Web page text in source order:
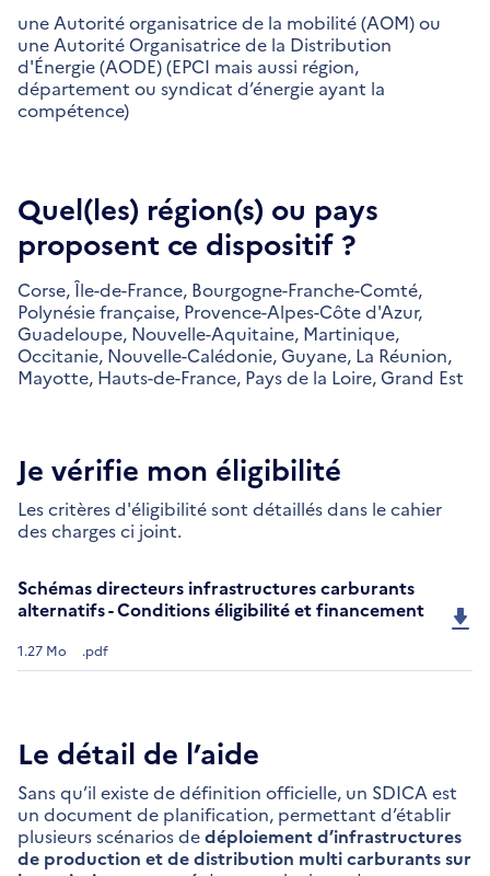
une Autorité organisatrice de la mobilité (AOM) ou
une Autorité Organisatrice de la Distribution
d'Énergie (AODE) (EPCI mais aussi région,
département ou syndicat d’énergie ayant la
compétence)
Quel(les) région(s) ou pays
proposent ce dispositif ?
Corse,Île-de-France, Bourgogne-Franche-Comté,
Polynésie française, Provence-Alpes-Côte d'Azur,
Guadeloupe, Nouvelle-Aquitaine, Martinique,
Occitanie, Nouvelle-Calédonie,Guyane, La Réunion,
Mayotte, Hauts-de-France, Pays de la Loire,Grand Est
Je vérifie mon éligibilité
Les critères d'éligibilité sont détaillés dans le cahier
des charges ci joint.
Schémas directeurs infrastructures carburants
alternatifs - Conditions éligibilité et financement
1.27 Mo .pdf
Le détail de l’aide
Sans qu’il existe de définition officielle, un SDICA est
un document de planification, permettant d’établir
plusieurs scénarios dedéploiement d’infrastructures
de production et de distribution multi carburants sur